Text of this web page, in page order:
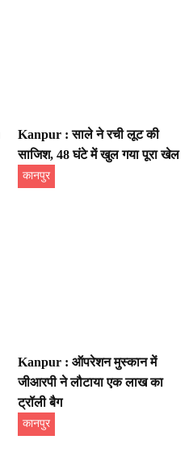
Kanpur : साले ने रची लूट की
साजिश, 48 घंटे में खुल गया पूरा खेल
कानपुर
Kanpur : ऑपरेशन मुस्कान में
जीआरपी ने लौटाया एक लाख का
ट्रॉली बैग
कानपुर